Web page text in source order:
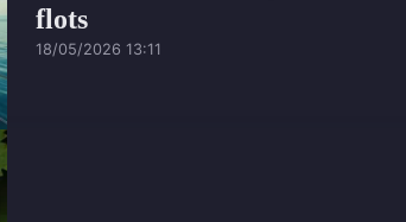
flots
18/05/2026 13:11